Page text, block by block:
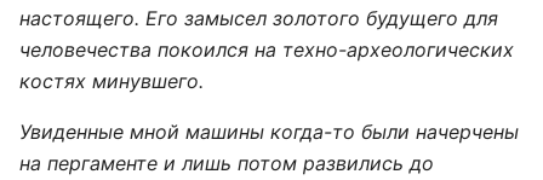
настоящего. Его замысел золотого будущего для
человечества покоился на техно-археологических
костях минувшего.
Увиденные мной машины когда-то были начерчены
на пергаменте и лишь потом развились до